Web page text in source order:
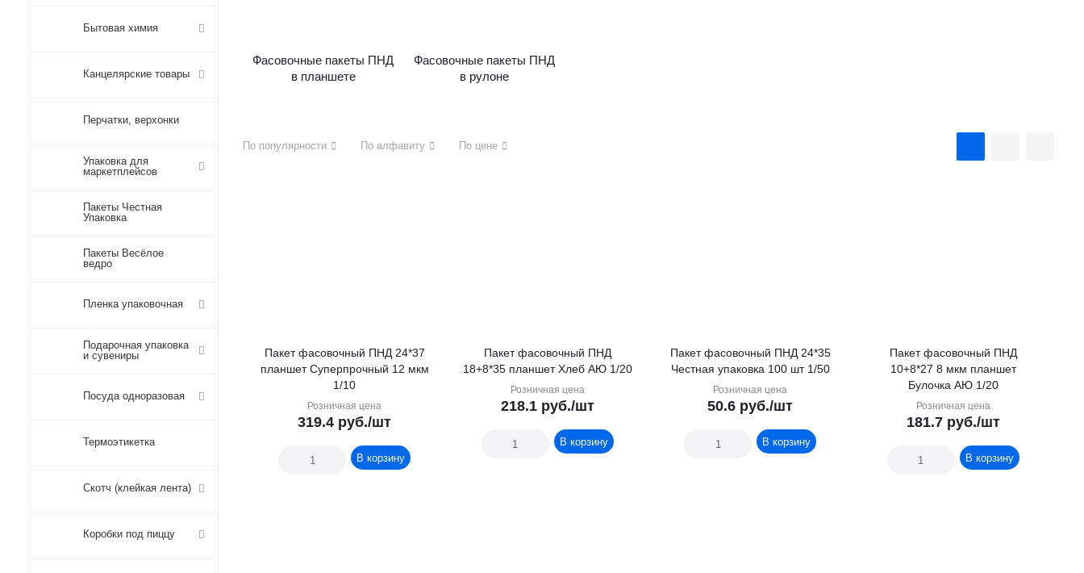
Фасовочные пакеты ПНД
в планшете
Фасовочные пакеты ПНД
в рулоне
По популярности По алфавиту По цене
Пакет фасовочный ПНД 24*37
планшет Суперпрочный 12 мкм
1/10
Розничная цена
319.4 руб./шт
В корзину
Пакет фасовочный ПНД
18+8*35 планшет Хлеб АЮ 1/20
Розничная цена
218.1руб./шт
В корзину
Пакет фасовочный ПНД 24*35
Честная упаковка 100 шт 1/50
Розничная цена
50.6 руб./шт
В корзину
Пакет фасовочный ПНД
10+8*27 8 мкм планшет
Булочка АЮ 1/20
Розничная цена
181.7руб./шт
В корзину
Бытовая химия
Канцелярские товары
Перчатки, верхонки
Упаковка для
маркетплейсов
Пакеты Честная
Упаковка
Пакеты Весёлое
ведро
Пленка упаковочная
Подарочная упаковка
и сувениры
Посуда одноразовая
Термоэтикетка
Скотч (клейкая лента)
Коробки под пиццу